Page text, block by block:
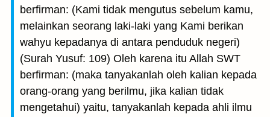
berfirman: (Kami tidak mengutus sebelum kamu,
melainkan seorang laki-laki yang Kami berikan
wahyu kepadanya di antara penduduk negeri)
(Surah Yusuf: 109) Oleh karena itu Allah SWT
berfirman: (maka tanyakanlah oleh kalian kepada
orang-orang yang berilmu, jika kalian tidak
mengetahui) yaitu, tanyakanlah kepada ahli ilmu